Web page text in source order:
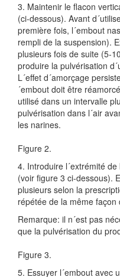
3. Maintenir le flacon
(ci-dessous). Avant
première fois, l´embout
rempli de la suspension).
plusieurs fois de suite (5-
produire la pulvérisation
L´effet d´amorçage
´embout doit être
utilisé dans un intervalle
pulvérisation dans l´air
les narines.
Figure 2.
4. Introduire l´extrémité
(voir figure 3 ci-dessous).
plusieurs selon la
répétée de la même
Remarque: il n´est pas
que la pulvérisation du
Figure 3.
5. Essuyer l´embout avec